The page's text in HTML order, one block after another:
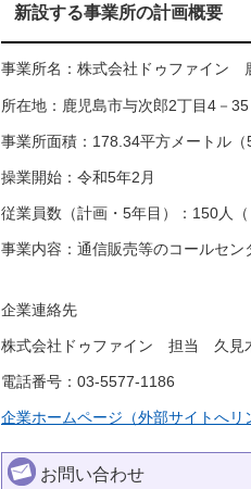
新設する事業所の計画概要
事業所名：株式会社ドゥファイン
所在地：鹿児島市与次郎2丁目4－
事業所面積：178.34平方メートル（
操業開始：令和5年2月
従業員数（計画・5年目）：150人（
事業内容：通信販売等のコールセン
企業連絡先
株式会社ドゥファイン 担当 久見
電話番号：03-5577-1186
企業ホームページ（外部サイトへリ
お問い合わせ